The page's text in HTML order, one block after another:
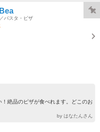
パスタ・ピザ
絶品のピザが食べれます。どこのお
by はなたんさん